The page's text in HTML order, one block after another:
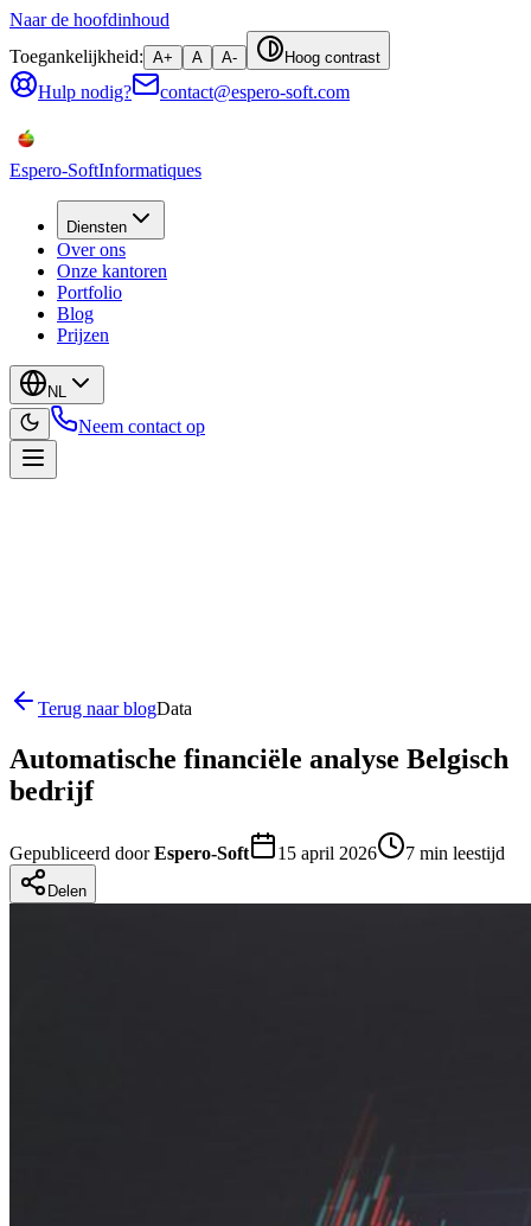
Naar de hoofdinhoud
Toegankelijkheid: A+ A A- Hoog contrast
Hulp nodig? contact@espero-soft.com
Espero-SoftInformatiques
Diensten
Over ons
Onze kantoren
Portfolio
Blog
Prijzen
NL
Neem contact op
Terug naar blogData
Automatische financiële analyse Belgisch
bedrijf
Gepubliceerd door Espero-Soft 15 april 2026 7 min leestijd
Delen